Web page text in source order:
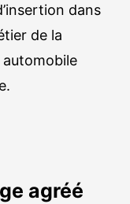
dans
de la
agréé